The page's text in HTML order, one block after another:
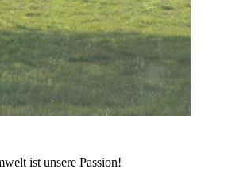
ist unsere Passion!